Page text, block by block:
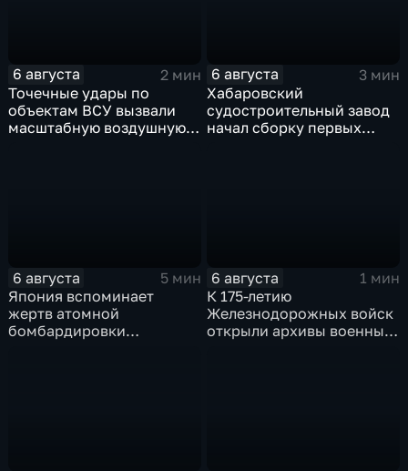
6 августа
2 мин
Точечные удары по
объектам ВСУ вызвали
масштабную воздушную
6 августа
3 мин
Хабаровский
судостроительный завод
начал сборку первых
6 августа
5 мин
Япония вспоминает
жертв атомной
бомбардировки
6 августа
1 мин
К 175-летию
Железнодорожных войск
открыли архивы военных